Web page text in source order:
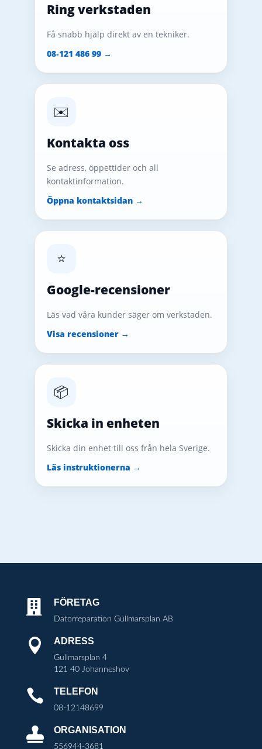
Ring verkstaden
Få snabb hjälp direkt av en tekniker.
08‑121 486 99 →
✉️
Kontakta oss
Se adress, öppettider och all
kontaktinformation.
Öppna kontaktsidan →
⭐
Google-recensioner
Läs vad våra kunder säger om verkstaden.
Visa recensioner →
📦
Skicka in enheten
Skicka din enhet till oss från hela Sverige.
Läs instruktionerna →
 FÖRETAG
Datorreparation Gullmarsplan AB
 ADRESS
Gullmarsplan 4
121 40 Johanneshov
 TELEFON
08-12148699
 ORGANISATION
556944-3681